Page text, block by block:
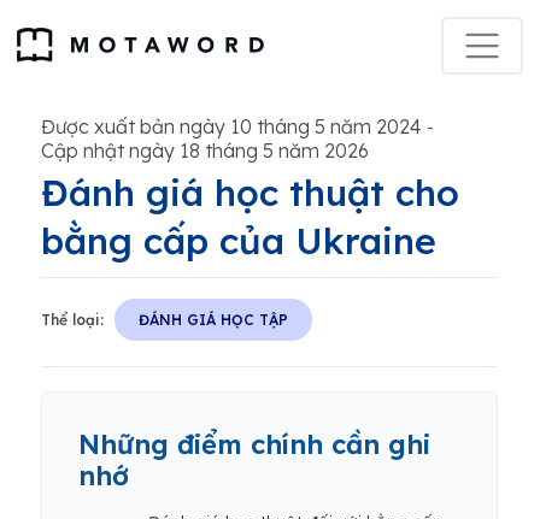
Được xuất bản ngày 10 tháng 5 năm 2024 -
Cập nhật ngày 18 tháng 5 năm 2026
Đánh giá học thuật cho
bằng cấp của Ukraine
Thể loại: ĐÁNH GIÁ HỌC TẬP
Những điểm chính cần ghi
nhớ